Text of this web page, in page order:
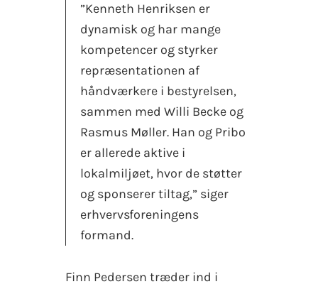
”Kenneth Henriksen er
dynamisk og har mange
kompetencer og styrker
repræsentationen af
håndværkere i bestyrelsen,
sammen med Willi Becke og
Rasmus Møller. Han og Pribo
er allerede aktive i
lokalmiljøet, hvor de støtter
og sponserer tiltag,” siger
erhvervsforeningens
formand.
Finn Pedersen træder ind i